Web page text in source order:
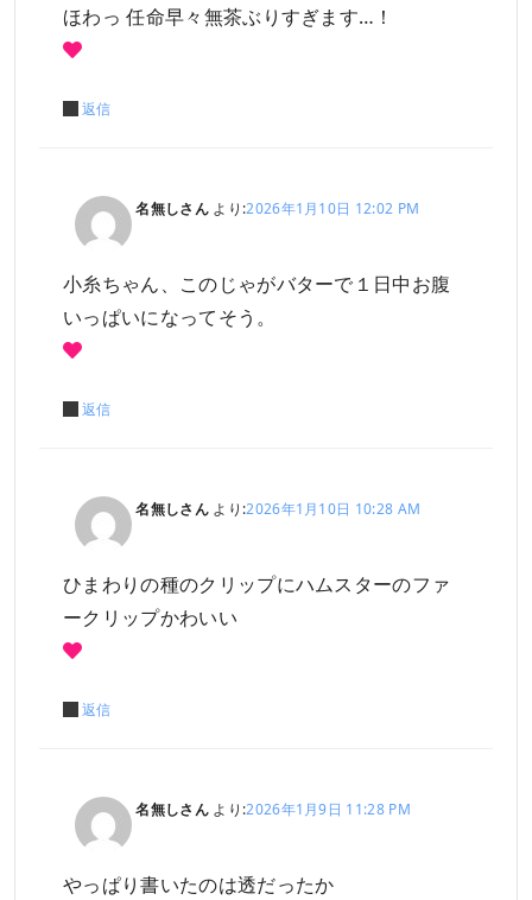
ほわっ 任命早々無茶ぶりすぎます…！
返信
名無しさん より:2026年1月10日 12:02 PM
小糸ちゃん、このじゃがバターで１日中お腹
いっぱいになってそう。
返信
名無しさん より:2026年1月10日 10:28 AM
ひまわりの種のクリップにハムスターのファ
ークリップかわいい
返信
名無しさん より:2026年1月9日 11:28 PM
やっぱり書いたのは透だったか